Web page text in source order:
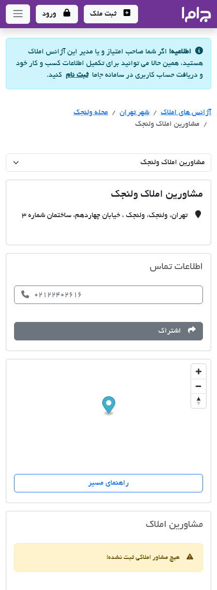
- سامانه جامع املاک و مشاورین املاک
ثبت ملک ورود
اطلاعیه! اگر شما صاحب امتیاز و یا مدیر این آژانس املاک
هستید، همین حالا می توانید برای تکمیل اطلاعات کسب و کار خود
و دریافت حساب کاربری در سامانه جاماثبت نام کنید.
آژانس های املاک آژانس های املاک
شهر تهران آژانس های املاک
محله ولنجک
مشاورین املاک ولنجک
مشاورین املاک ولنجک
تهران، ولنجک، ولنجک ، خیابان چهاردهم، ساختمان شماره 3
اطلاعات تماس
02122402616
اشتراک
راهنمای مسیر
مشاورین املاکمشاورین املاک ولنجک
هیچ مشاور املاکی ثبت نشده!